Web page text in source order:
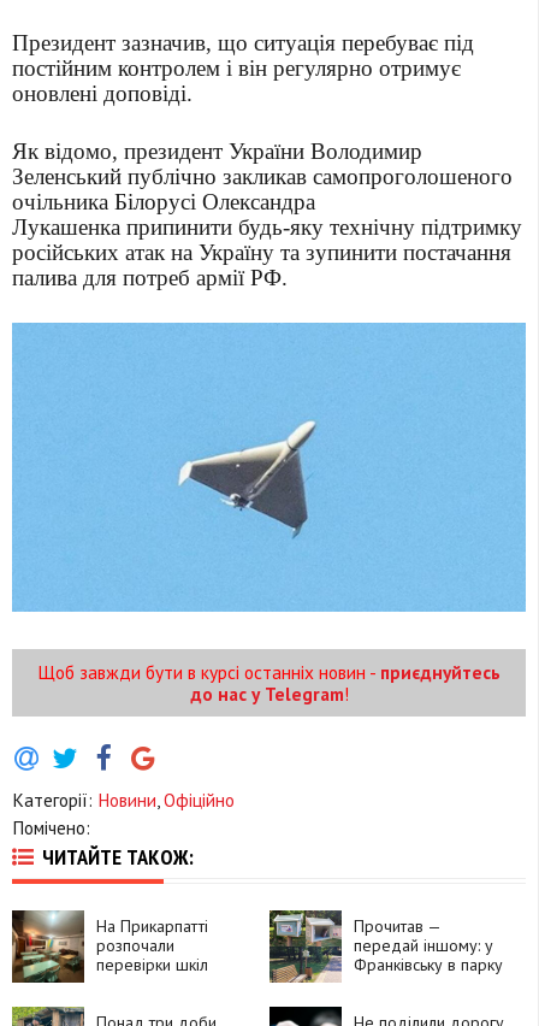
Президент зазначив, що ситуація перебуває під
постійним контролем і він регулярно отримує
оновлені доповіді.
Як відомо, президент України Володимир
Зеленський публічно закликав самопроголошеного
очільника Білорусі Олександра
Лукашенка припинити будь-яку технічну підтримку
російських атак на Україну та зупинити постачання
палива для потреб армії РФ.
Щоб завжди бути в курсі останніх новин - приєднуйтесь
до нас у Telegram!
Категорії: Новини Офіційно
Помічено:
ЧИТАЙТЕ ТАКОЖ:
На Прикарпатті
розпочали
перевірки шкіл
Прочитав —
передай іншому: у
Франківську в парку